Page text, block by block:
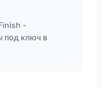
-
под ключ в